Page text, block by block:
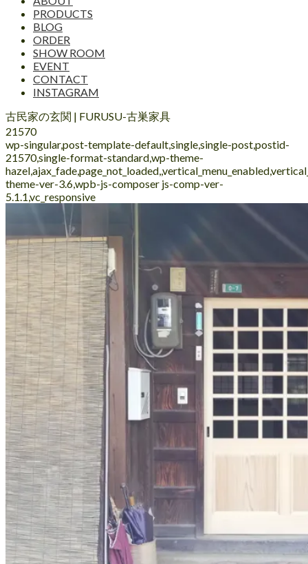
PRODUCTS
BLOG
ORDER
SHOW ROOM
EVENT
CONTACT
INSTAGRAM
古民家の玄関 | FURUSU-古巣家具
21570
wp-singular,post-template-default,single,single-post,postid-
21570,single-format-standard,wp-theme-
theme-ver-3.6,wpb-js-composer js-comp-ver-
5.1.1,vc_responsive